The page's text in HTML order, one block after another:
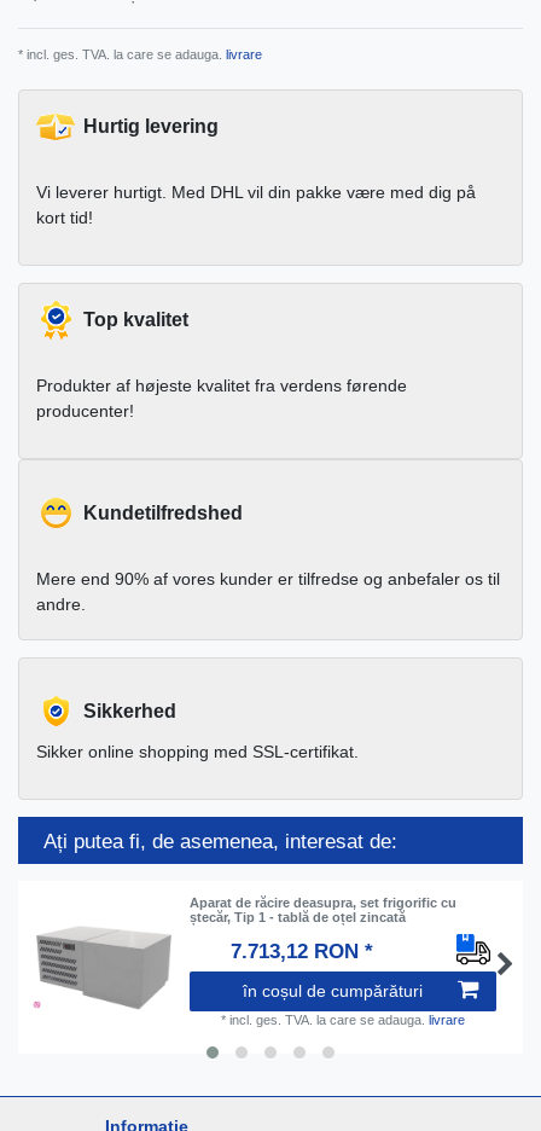
* incl. ges. TVA. la care se adauga. livrare
Hurtig levering
Vi leverer hurtigt. Med DHL vil din pakke være med dig på
kort tid!
Top kvalitet
Produkter af højeste kvalitet fra verdens førende
producenter!
Kundetilfredshed
Mere end 90% af vores kunder er tilfredse og anbefaler os til
andre.
Sikkerhed
Sikker online shopping med SSL-certifikat.
Ați putea fi, de asemenea, interesat de:
Aparat de răcire deasupra, set frigorific cu
ștecăr, Tip 1 - tablă de oțel zincată
7.713,12 RON *
în coșul de cumpărături
* incl. ges. TVA. la care se adauga. livrare
Informație